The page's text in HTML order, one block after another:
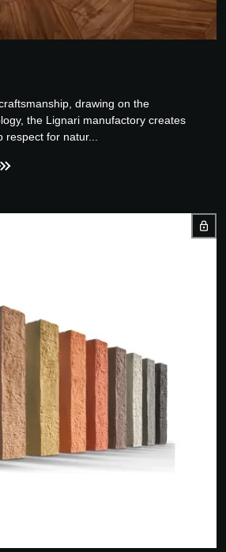
drawing on the
the Lignari manufactory creates
for natur...